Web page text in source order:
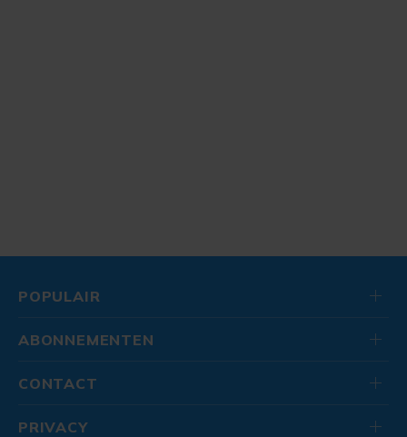
POPULAIR
ABONNEMENTEN
CONTACT
PRIVACY